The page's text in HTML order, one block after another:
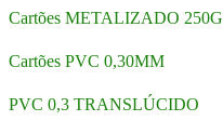
Cartões METALIZADO 250G
Cartões PVC 0,30MM
PVC 0,3 TRANSLÚCIDO